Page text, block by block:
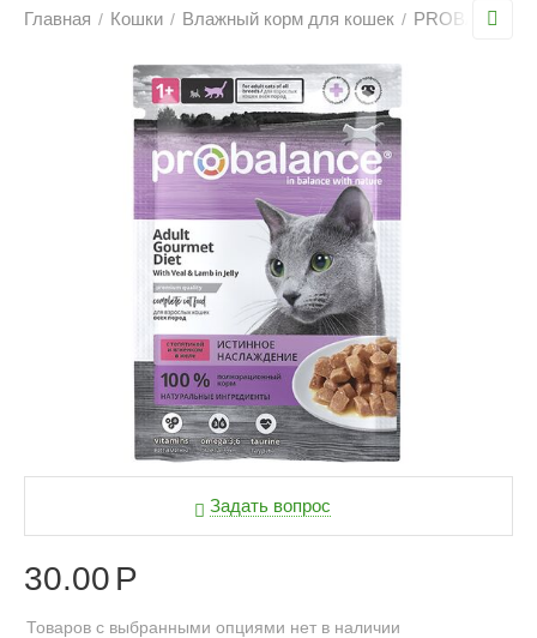
Главная / Кошки / Влажный корм для кошек /
Задать вопрос
30.00 Р
Товаров с выбранными опциями нет в наличии